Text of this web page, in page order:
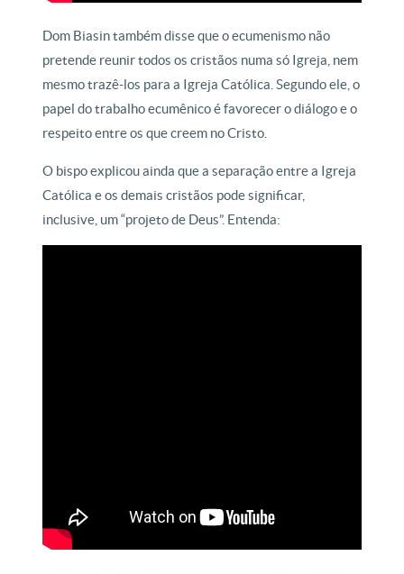
Dom Biasin também disse que o ecumenismo não
pretende reunir todos os cristãos numa só Igreja, nem
mesmo trazê-los para a Igreja Católica. Segundo ele, o
papel do trabalho ecumênico é favorecer o diálogo e o
respeito entre os que creem no Cristo.
O bispo explicou ainda que a separação entre a Igreja
Católica e os demais cristãos pode significar,
inclusive, um “projeto de Deus”. Entenda: